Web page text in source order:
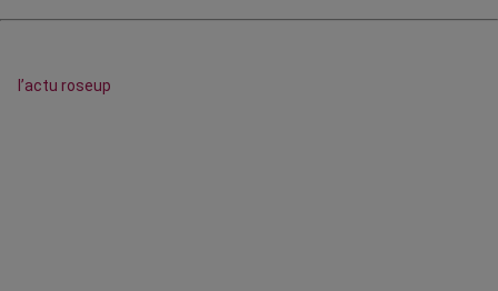
l’actu roseup